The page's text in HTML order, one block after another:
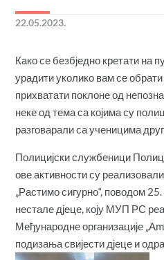
22.05.2023.
Како се безбједно кретати на
урадити уколико вам се
прихватати поклоне од
неке од тема са којима су
разговарали са ученицима
Полицијски службеници
ове активности су
„Растимо сигурно“, поводом
нестале дјеце, коју МУП РС
Међународне организације
подизања свијести дјеце и